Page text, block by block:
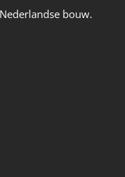
bouw.